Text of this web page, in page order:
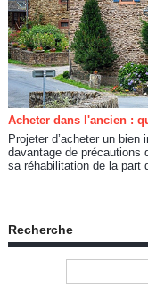
Acheter dans l'ancien :
Projeter d’acheter un bien
davantage de précautions
sa réhabilitation de la part
Recherche